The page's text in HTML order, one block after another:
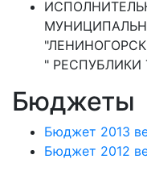
" РЕСПУБЛИКИ
Бюджеты
Бюджет 2013
Бюджет 2012